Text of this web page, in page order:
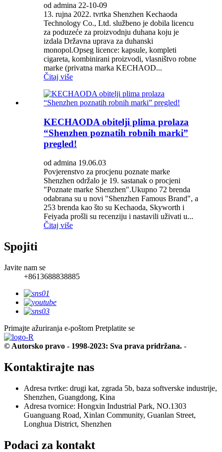
od admina 22-10-09
13. rujna 2022. tvrtka Shenzhen Kechaoda
Technology Co., Ltd. službeno je dobila licencu
za poduzeće za proizvodnju duhana koju je
izdala Državna uprava za duhanski
monopol.Opseg licence: kapsule, kompleti
cigareta, kombinirani proizvodi, vlasništvo robne
marke (privatna marka KECHAOD...
Čitaj više
KECHAODA obitelji plima prolaza
“Shenzhen poznatih robnih marki”
pregled!
od admina 19.06.03
Povjerenstvo za procjenu poznate marke
Shenzhen održalo je 19. sastanak o procjeni
"Poznate marke Shenzhen".Ukupno 72 brenda
odabrana su u novi "Shenzhen Famous Brand", a
253 brenda kao što su Kechaoda, Skyworth i
Feiyada prošli su recenziju i nastavili uživati ​​u...
Čitaj više
Spojiti
Javite nam se
+8613688838885
Primajte ažuriranja e-poštom Pretplatite se
© Autorsko pravo - 1998-2023: Sva prava pridržana. -
Kontaktirajte nas
Adresa tvrtke: drugi kat, zgrada 5b, baza softverske industrije,
Shenzhen, Guangdong, Kina
Adresa tvornice: Hongxin Industrial Park, NO.1303
Guanguang Road, Xinlan Community, Guanlan Street,
Longhua District, Shenzhen
Podaci za kontakt